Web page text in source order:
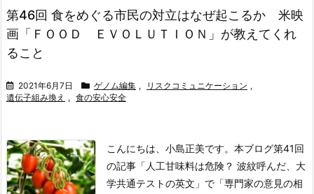
第46回 食をめぐる市民の対立はなぜ起こるか 米映
画「ＦＯＯＤ ＥＶＯＬＵＴＩＯＮ」が教えてくれ
ること
2021年6月7日 ゲノム編集 , リスクコミュニケーション ,
遺伝子組み換え , 食の安心安全
こんにちは、小島正美です。本ブログ第41回
の記事「人工甘味料は危険？ 波紋呼んだ、大
学共通テストの英文」で「専門家の意見の相